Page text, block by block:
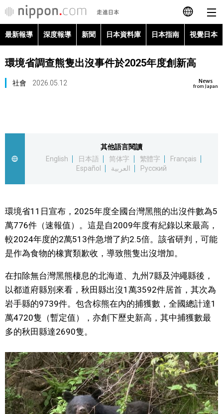
日本語
English
العربية
日本指南
視覺日本
更多
人物訪談
日本入門
政治外交
社會
最新報導 深度報導 新聞 日本資料庫 日本指南 視覺日本
環境省調查熊隻出沒事件於2025年度創新高
News
from Japan
社會 2026.05.12
其他語言閱讀
English
日本語 简体字 繁體字
Français
Español
العربية Русский
環境省11日宣布，2025年度全國台灣黑熊的出沒件數為5
萬776件（速報值）。這是自2009年度有紀錄以來最高，
較2024年度的2萬513件急增了約2.5倍。該省研判，可能
是作為食物的橡實類歉收，導致熊隻出沒增加。
在扣除無台灣黑熊棲息的北海道、九州7縣及沖繩縣後，
以都道府縣別來看，秋田縣出沒1萬3592件居首，其次為
岩手縣的9739件。包含棕熊在內的捕獲數，全國總計達1
萬4720隻（暫定值），亦創下歷史新高，其中捕獲數最
多的秋田縣達2690隻。